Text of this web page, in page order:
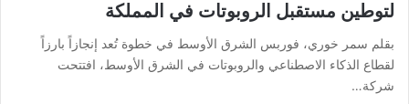
لتوطين مستقبل الروبوتات في المملكة
​بقلم سمر خوري، فوربس الشرق الأوسط ​في خطوة تُعد إنجازاً بارزاً
لقطاع الذكاء الاصطناعي والروبوتات في الشرق الأوسط، افتتحت
شركة…